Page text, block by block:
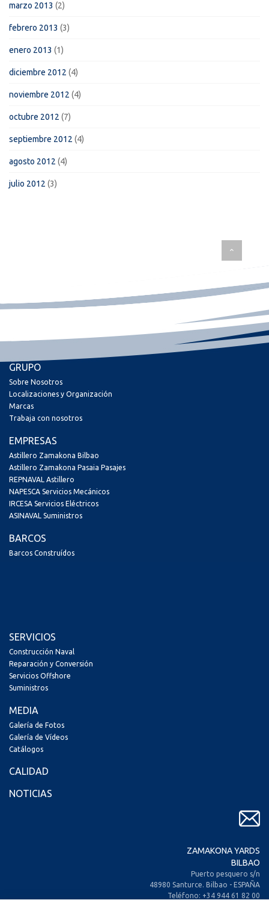
marzo 2013 (2)
febrero 2013 (3)
enero 2013 (1)
diciembre 2012 (4)
noviembre 2012 (4)
octubre 2012 (7)
septiembre 2012 (4)
agosto 2012 (4)
julio 2012 (3)
GRUPO
Sobre Nosotros
Localizaciones y Organización
Marcas
Trabaja con nosotros
EMPRESAS
Astillero Zamakona Bilbao
Astillero Zamakona Pasaia Pasajes
REPNAVAL Astillero
NAPESCA Servicios Mecánicos
IRCESA Servicios Eléctricos
ASINAVAL Suministros
BARCOS
Barcos Construídos
SERVICIOS
Construcción Naval
Reparación y Conversión
Servicios Offshore
Suministros
MEDIA
Galería de Fotos
Galería de Vídeos
Catálogos
CALIDAD
NOTICIAS
ZAMAKONA YARDS
BILBAO
Puerto pesquero s/n
48980 Santurce. Bilbao - ESPAÑA
Teléfono: +34 944 61 82 00